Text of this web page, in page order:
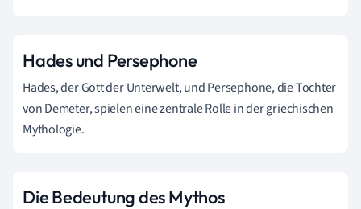
Hades und Persephone
Hades, der Gott der Unterwelt, und Persephone, die Tochter
von Demeter, spielen eine zentrale Rolle in der griechischen
Mythologie.
Die Bedeutung des Mythos